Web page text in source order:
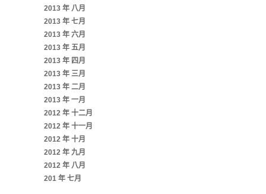
2013 年 八月
2013 年 七月
2013 年 六月
2013 年 五月
2013 年 四月
2013 年 三月
2013 年 二月
2013 年 一月
2012 年 十二月
2012 年 十一月
2012 年 十月
2012 年 九月
2012 年 八月
201 年 七月